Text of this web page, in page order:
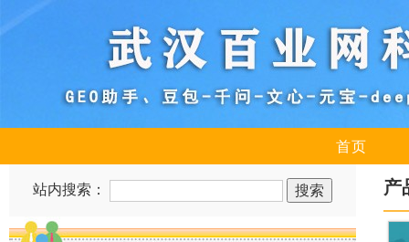
首页
站内搜索： 产